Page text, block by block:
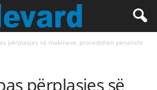
përplasjes së makinave, procedohen penalisht
përplasjes së